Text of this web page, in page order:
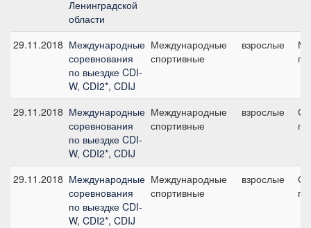
Ленинградской
области
29.11.2018 Международные
соревнования
по выездке CDI-
W, CDI2*, CDIJ
Международные
спортивные
взрослые
29.11.2018 Международные
соревнования
по выездке CDI-
W, CDI2*, CDIJ
Международные
спортивные
взрослые
29.11.2018 Международные
соревнования
по выездке CDI-
W, CDI2*, CDIJ
Международные
спортивные
взрослые